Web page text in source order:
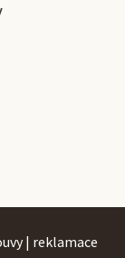
| reklamace